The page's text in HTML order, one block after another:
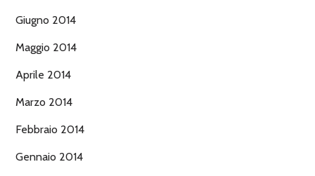
Giugno 2014
Maggio 2014
Aprile 2014
Marzo 2014
Febbraio 2014
Gennaio 2014